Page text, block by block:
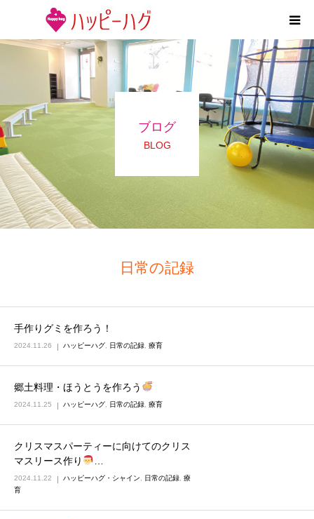
ブログ
BLOG
日常の記録
手作りグミを作ろう！
2024.11.26 ハッピーハグ 日常の記録 療育
郷土料理・ほうとうを作ろう
2024.11.25 ハッピーハグ 日常の記録 療育
クリスマスパーティーに向けてのクリス
マスリース作り
2024.11.22 ハッピーハグ・シャイン 日常の記録 療
育
2つの特徴
5領域支援とお約束
施設紹介
求人情報